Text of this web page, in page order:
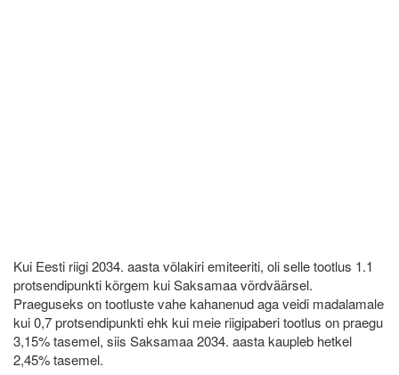
Kui Eesti riigi 2034. aasta võlakiri emiteeriti, oli selle tootlus 1.1
protsendipunkti kõrgem kui Saksamaa võrdväärsel.
Praeguseks on tootluste vahe kahanenud aga veidi madalamale
kui 0,7 protsendipunkti ehk kui meie riigipaberi tootlus on praegu
3,15% tasemel, siis Saksamaa 2034. aasta kaupleb hetkel
2,45% tasemel.